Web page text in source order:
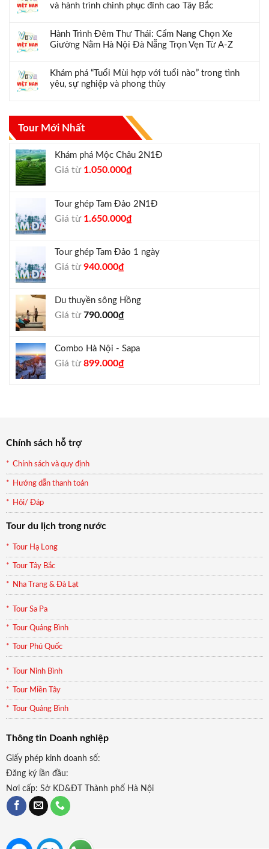
và hành trình chinh phục đỉnh cao Tây Bắc
Hành Trình Đêm Thư Thái: Cẩm Nang Chọn Xe
Giường Nằm Hà Nội Đà Nẵng Trọn Vẹn Từ A-Z
Khám phá “Tuổi Mùi hợp với tuổi nào” trong tình
yêu, sự nghiệp và phong thủy
Tour Mới Nhất
Khám phá Mộc Châu 2N1Đ
Giá từ Giá
1.300.000₫.
1.050.000₫Giá
là:
Tour ghép Tam Đảo 2N1Đ
Giá từ Giá
1.800.000₫.
1.650.000₫Giá
là:
Tour ghép Tam Đảo 1 ngày
Giá từGiá
1.000.000₫.
940.000₫Giá
là:
Du thuyền sông Hồng
Giá từ790.000₫
Combo Hà Nội - Sapa
Giá từGiá
899.000₫Giá
Chính sách hỗ trợ
Chính sách và quy định
Hướng dẫn thanh toán
Hỏi/ Đáp
Tour du lịch trong nước
Tour Hạ Long
Tour Tây Bắc
Nha Trang & Đà Lạt
Tour Sa Pa
Tour Quảng Bình
Tour Phú Quốc
Tour Ninh Bình
Tour Miền Tây
Tour Quảng Bình
Thông tin Doanh nghiệp
Giấy phép kinh doanh số:
Đăng ký lần đầu:
Nơi cấp: Sở KD&ĐT Thành phố Hà Nội